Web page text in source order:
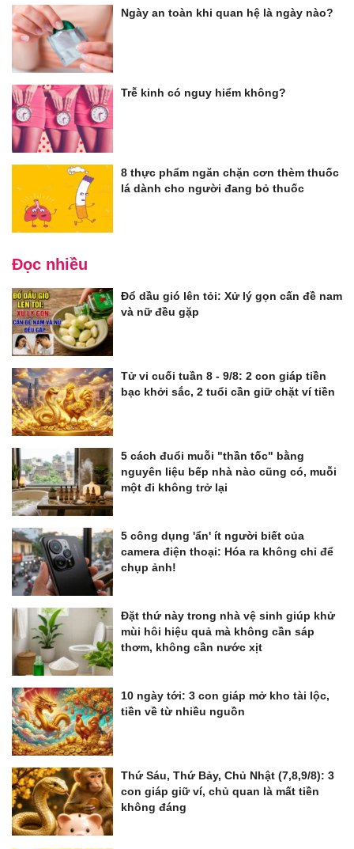
Ngày an toàn khi quan hệ là ngày nào?
Trễ kinh có nguy hiểm không?
8 thực phẩm ngăn chặn cơn thèm thuốc
lá dành cho người đang bỏ thuốc
Đọc nhiều
Đổ dầu gió lên tỏi: Xử lý gọn cấn đề nam
và nữ đều gặp
Tử vi cuối tuần 8 - 9/8: 2 con giáp tiền
bạc khởi sắc, 2 tuổi cần giữ chặt ví tiền
5 cách đuổi muỗi "thần tốc" bằng
nguyên liệu bếp nhà nào cũng có, muỗi
một đi không trở lại
5 công dụng 'ẩn' ít người biết của
camera điện thoại: Hóa ra không chỉ để
chụp ảnh!
Đặt thứ này trong nhà vệ sinh giúp khử
mùi hôi hiệu quả mà không cần sáp
thơm, không cần nước xịt
10 ngày tới: 3 con giáp mở kho tài lộc,
tiền về từ nhiều nguồn
Thứ Sáu, Thứ Bảy, Chủ Nhật (7,8,9/8): 3
con giáp giữ ví, chủ quan là mất tiền
không đáng